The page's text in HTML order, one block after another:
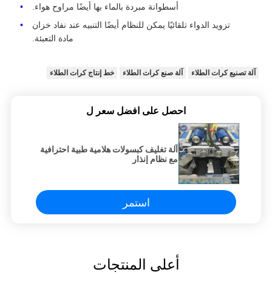
أسطوانة مبردة بالماء بها أيضًا مراوح هواء.
تزويد الدواء تلقائيًا يمكن للنظام أيضًا التنبيه عند نفاد خزان
مادة التعبئة.
آلة تصنيع كرات الطلاء آلة صنع كرات الطلاء خط إنتاج كرات الطلاء
احصل على افضل سعر ل
آلة تغليف كبسولات هلامية طبية احترافية
مع نظام إنذار
استمر
أعلى المنتجات